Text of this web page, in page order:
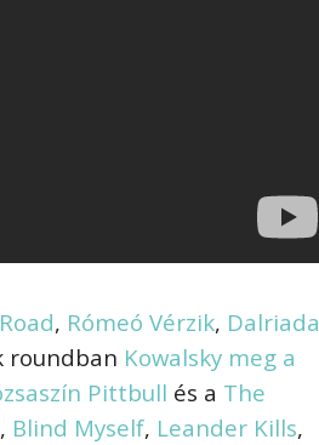
Road, Rómeó Vérzik, Dalriada
roundban Kowalsky meg a
Pittbull és a The
, Blind Myself, Leander Kills,